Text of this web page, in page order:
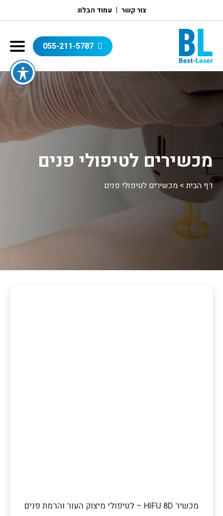
צור קשר עמוד הבלוג
055-211-5787
מכשירים לטיפולי פנים
דף הבית> מכשירים לטיפולי פנים
מכשיר HIFU 8D – לטיפולי מיצוק העור והרמת פנים